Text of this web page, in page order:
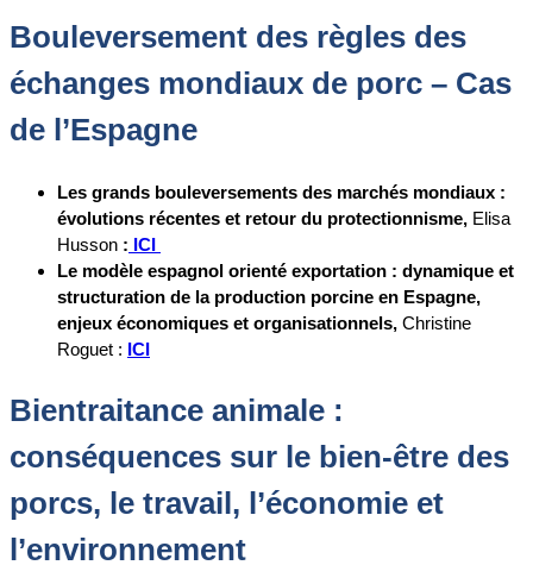
Bouleversement des règles des
échanges mondiaux de porc – Cas
de l’Espagne
Les grands bouleversements des marchés mondiaux :
évolutions récentes et retour du protectionnisme, Elisa
Husson : ICI
Le modèle espagnol orienté exportation : dynamique et
structuration de la production porcine en Espagne,
enjeux économiques et organisationnels, Christine
Roguet : ICI
Bientraitance animale :
conséquences sur le bien-être des
porcs, le travail, l’économie et
l’environnement